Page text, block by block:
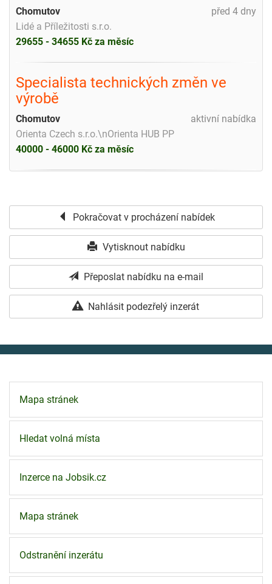
před 4 dny
Chomutov
Lidé a Příležitosti s.r.o.
29655 - 34655 Kč za měsíc
Specialista technických změn ve
výrobě
aktivní nabídka
Chomutov
Orienta Czech s.r.o.\nOrienta HUB PP
40000 - 46000 Kč za měsíc
Pokračovat v procházení nabídek
Vytisknout nabídku
Přeposlat nabídku na e-mail
Nahlásit podezřelý inzerát
Mapa stránek
Hledat volná místa
Inzerce na Jobsik.cz
Mapa stránek
Odstranění inzerátu